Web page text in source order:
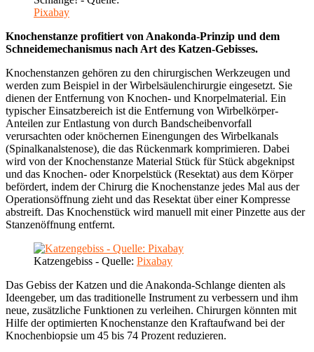
Pixabay
Knochenstanze profitiert von Anakonda-Prinzip und dem
Schneidemechanismus nach Art des Katzen-Gebisses.
Knochenstanzen gehören zu den chirurgischen Werkzeugen und
werden zum Beispiel in der Wirbelsäulenchirurgie eingesetzt. Sie
dienen der Entfernung von Knochen- und Knorpelmaterial. Ein
typischer Einsatzbereich ist die Entfernung von Wirbelkörper-
Anteilen zur Entlastung von durch Bandscheibenvorfall
verursachten oder knöchernen Einengungen des Wirbelkanals
(Spinalkanalstenose), die das Rückenmark komprimieren. Dabei
wird von der Knochenstanze Material Stück für Stück abgeknipst
und das Knochen- oder Knorpelstück (Resektat) aus dem Körper
befördert, indem der Chirurg die Knochenstanze jedes Mal aus der
Operationsöffnung zieht und das Resektat über einer Kompresse
abstreift. Das Knochenstück wird manuell mit einer Pinzette aus der
Stanzenöffnung entfernt.
Katzengebiss - Quelle: Pixabay
Das Gebiss der Katzen und die Anakonda-Schlange dienten als
Ideengeber, um das traditionelle Instrument zu verbessern und ihm
neue, zusätzliche Funktionen zu verleihen. Chirurgen könnten mit
Hilfe der optimierten Knochenstanze den Kraftaufwand bei der
Knochenbiopsie um 45 bis 74 Prozent reduzieren.